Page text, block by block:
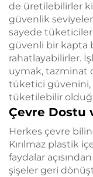
de üretilebilirler
güvenlik
sayede
güvenli bir kapta
rahatlayabilirler.
uymak, tazminat
tüketici güvenini,
tüketilebilir
Çevre Dostu
Herkes çevre
Kırılmaz plastik
faydalar
şişeler geri